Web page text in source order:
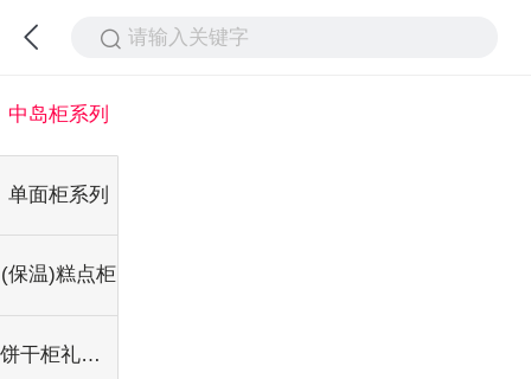
请输入关键字
中岛柜系列
单面柜系列
(保温)糕点柜
饼干柜礼品柜系列